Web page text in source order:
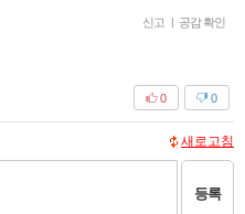
신고 | 공감 확인
0
0
새로고침
등록